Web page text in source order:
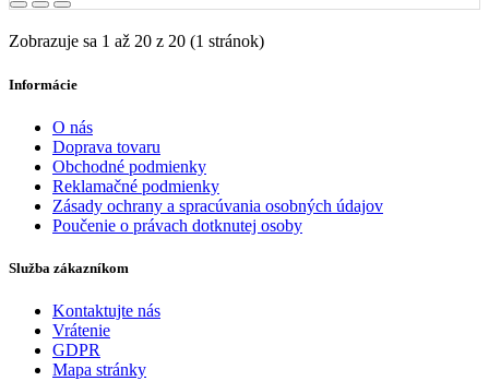
Zobrazuje sa 1 až 20 z 20 (1 stránok)
Informácie
O nás
Doprava tovaru
Obchodné podmienky
Reklamačné podmienky
Zásady ochrany a spracúvania osobných údajov
Poučenie o právach dotknutej osoby
Služba zákazníkom
Kontaktujte nás
Vrátenie
GDPR
Mapa stránky